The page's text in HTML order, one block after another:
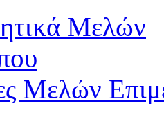
Μελών
Μελών